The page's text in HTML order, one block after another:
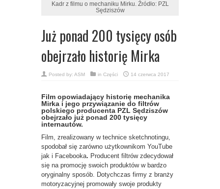
Kadr z filmu o mechaniku Mirku. Źródło: PZL
Sędziszów
Już ponad 200 tysięcy osób
obejrzało historię Mirka
Posted by: ASM in Części 14 czerwca 2017
Film opowiadający historię mechanika
Mirka i jego przywiązanie do filtrów
polskiego producenta PZL Sędziszów
obejrzało już ponad 200 tysięcy
internautów.
Film, zrealizowany w technice sketchnotingu,
spodobał się zarówno użytkownikom YouTube
jak i Facebooka. Producent filtrów zdecydował
się na promocję swoich produktów w bardzo
oryginalny sposób. Dotychczas firmy z branży
motoryzacyjnej promowały swoje produkty